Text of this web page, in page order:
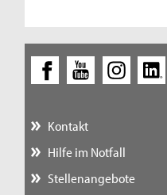
Kontakt
Hilfe im Notfall
Stellenangebote